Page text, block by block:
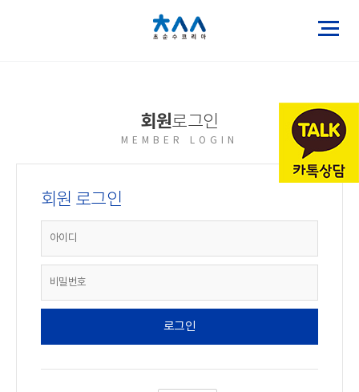
회원로그인
MEMBER LOGIN
회원 로그인